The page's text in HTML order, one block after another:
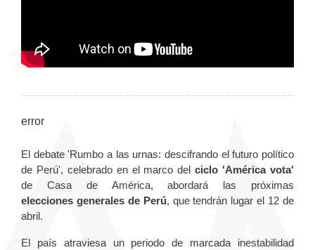
error
El debate 'Rumbo a las urnas: descifrando el futuro político
de Perú', celebrado en el marco delciclo 'América vota'
de Casa de América, abordará las próximas
elecciones generales de Perú, que tendrán lugar el 12 de
abril.
El país atraviesa un periodo de marcada inestabilidad